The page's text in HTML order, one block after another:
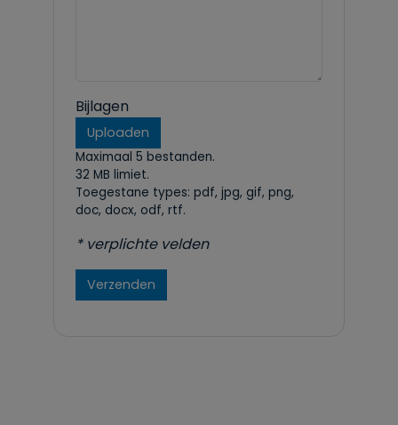
Bijlagen
Uploaden
Maximaal 5 bestanden.
32 MB limiet.
Toegestane types: pdf, jpg, gif, png,
doc, docx, odf, rtf.
* verplichte velden